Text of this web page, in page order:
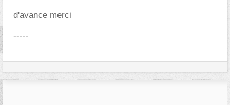
d'avance merci
-----